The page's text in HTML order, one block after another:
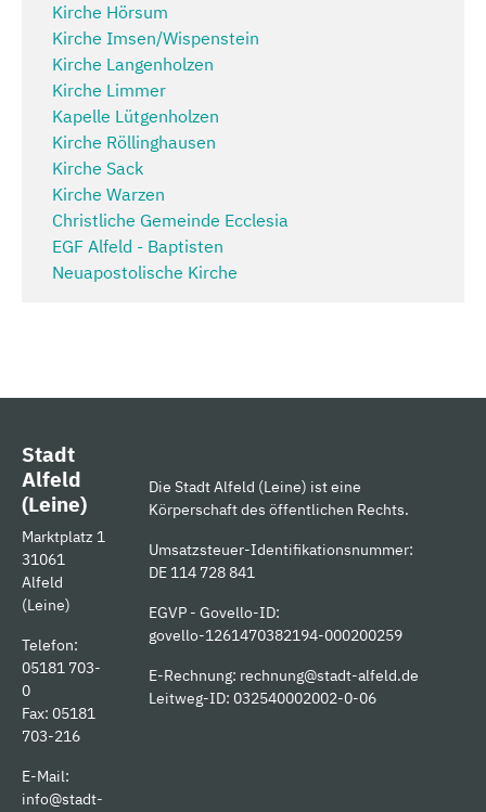
Kirche Hörsum
Kirche Imsen/Wispenstein
Kirche Langenholzen
Kirche Limmer
Kapelle Lütgenholzen
Kirche Röllinghausen
Kirche Sack
Kirche Warzen
Christliche Gemeinde Ecclesia
EGF Alfeld - Baptisten
Neuapostolische Kirche
Stadt
Alfeld
(Leine)
Marktplatz 1
31061
Alfeld
(Leine)
Telefon:
05181 703-
0
Fax: 05181
703-216
E-Mail:
info@stadt-
Die Stadt Alfeld (Leine) ist eine
Körperschaft des öffentlichen Rechts.
Umsatzsteuer-Identifikationsnummer:
DE 114 728 841
EGVP - Govello-ID:
govello-1261470382194-000200259
E-Rechnung: rechnung@stadt-alfeld.de
Leitweg-ID: 032540002002-0-06